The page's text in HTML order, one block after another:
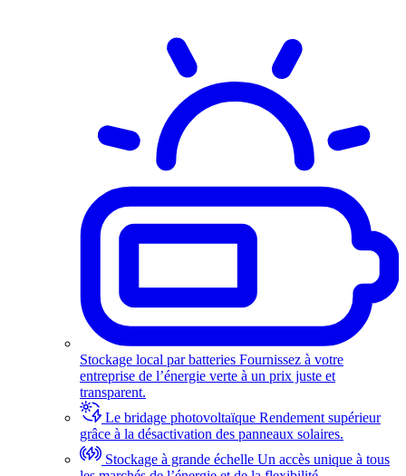
Stockage local par batteries Fournissez à votre
entreprise de l’énergie verte à un prix juste et
transparent.
Le bridage photovoltaïque Rendement supérieur
grâce à la désactivation des panneaux solaires.
Stockage à grande échelle Un accès unique à tous